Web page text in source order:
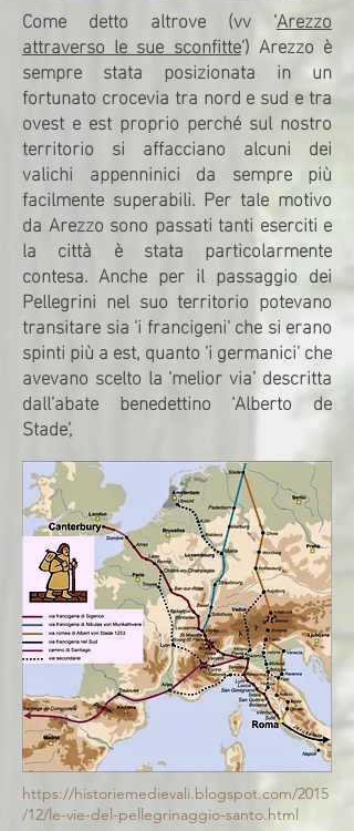
Come detto altrove (vv ‘Arezzo
attraverso le sue sconfitte’) Arezzo è
sempre stata posizionata in un
fortunato crocevia tra nord e sud e tra
ovest e est proprio perché sul nostro
territorio si affacciano alcuni dei
valichi appenninici da sempre più
facilmente superabili. Per tale motivo
da Arezzo sono passati tanti eserciti e
la città è stata particolarmente
contesa. Anche per il passaggio dei
Pellegrini nel suo territorio potevano
transitare sia 'i francigeni' che si erano
spinti più a est, quanto 'i germanici' che
avevano scelto la ‘melior via’ descritta
dall’abate benedettino ‘Alberto de
Stade’,
https://historiemedievali.blogspot.com/2015
/12/le-vie-del-pellegrinaggio-santo.html